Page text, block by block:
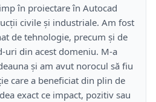
în proiectare în Autocad
civile și industriale. Am fost
de tehnologie, precum și de
uri din acest domeniu. M-a
și am avut norocul să fiu
care a beneficiat din plin de
exact ce impact, pozitiv sau